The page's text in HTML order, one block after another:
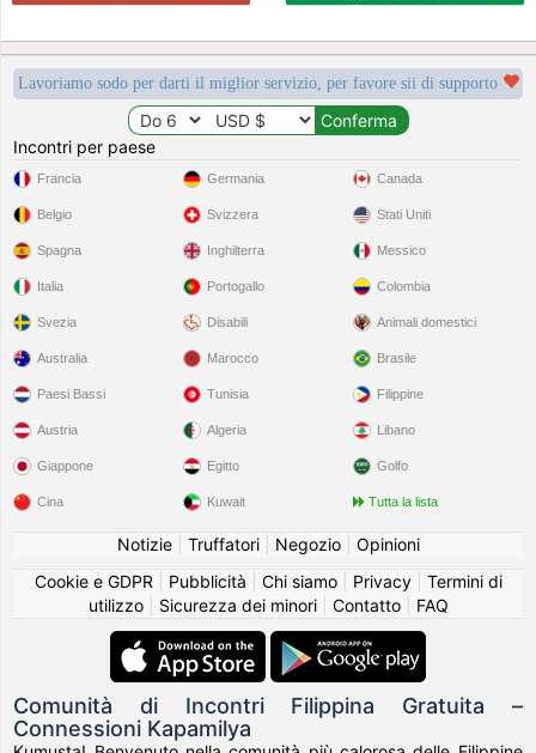
Lavoriamo sodo per darti il miglior servizio, per favore sii di supporto
Incontri per paese
Francia
Belgio
Spagna
Italia
Svezia
Germania
Svizzera
Inghilterra
Portogallo
Disabili
Canada
Stati Uniti
Messico
Colombia
Animali domestici
Australia
Paesi Bassi
Austria
Giappone
Cina
Marocco
Tunisia
Algeria
Egitto
Kuwait
Brasile
Filippine
Libano
Golfo
Tutta la lista
Notizie| Truffatori| Negozio| Opinioni
Cookie e GDPR
Pubblicità Chi siamo| Privacy| Termini di
utilizzo| Sicurezza dei minori| Contatto| FAQ
Comunità di Incontri Filippina Gratuita –
Connessioni Kapamilya